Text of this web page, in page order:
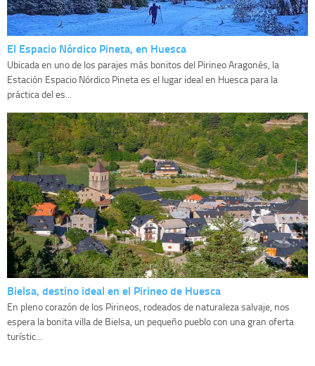
El Espacio Nórdico Pineta, en Huesca
Ubicada en uno de los parajes más bonitos del Pirineo Aragonés, la
Estación Espacio Nórdico Pineta es el lugar ideal en Huesca para la
práctica del es...
Bielsa, destino ideal en el Pirineo de Huesca
En pleno corazón de los Pirineos, rodeados de naturaleza salvaje, nos
espera la bonita villa de Bielsa, un pequeño pueblo con una gran oferta
turístic...